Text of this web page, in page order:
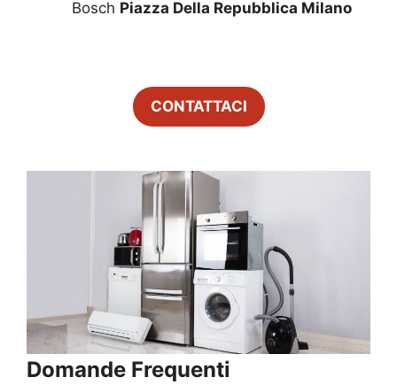
Bosch Piazza Della Repubblica Milano
CONTATTACI
Domande Frequenti